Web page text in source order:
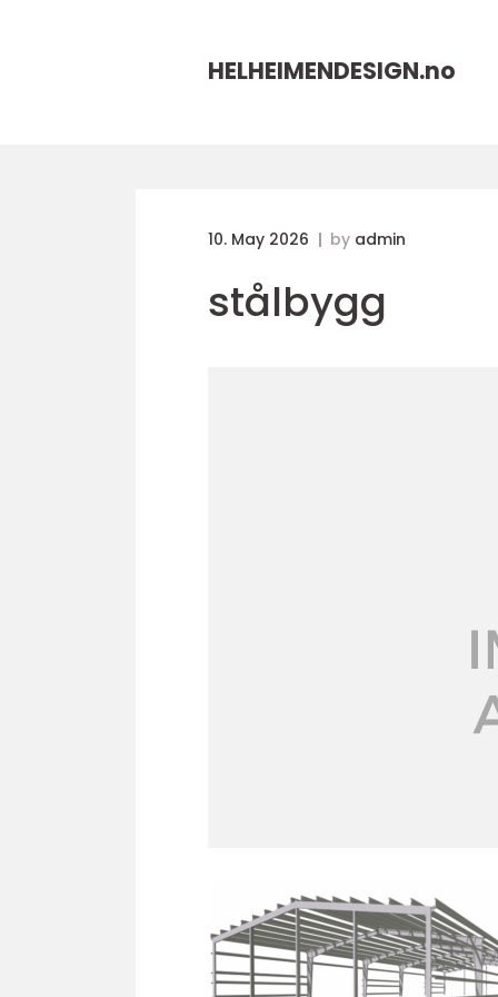
HELHEIMENDESIGN.no
10. May 2026 by admin
stålbygg